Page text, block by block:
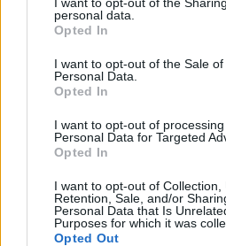
personal data.
Opted In
I want to opt-out of the Sale of
Personal Data.
Opted In
I want to opt-out of
Personal Data for Targeted
Opted In
I want to opt-out of Collection,
Retention, Sale, and/or
Personal Data that Is
Purposes for which it was
Opted Out
σχεδιασμός του ΓΕΕΘΑ
αξιοποίηση της